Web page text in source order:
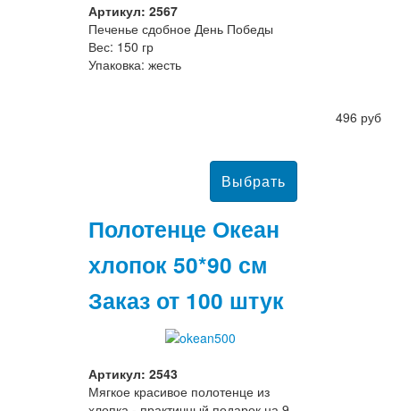
Артикул: 2567
Печенье сдобное День Победы
Вес: 150 гр
Упаковка: жесть
496 руб
Полотенце Океан
хлопок 50*90 см
Заказ от 100 штук
Артикул: 2543
Мягкое красивое полотенце из